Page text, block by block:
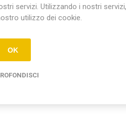
INVIAservizi. Utilizzando i nostri servizi,
utilizzo dei cookie.
OK